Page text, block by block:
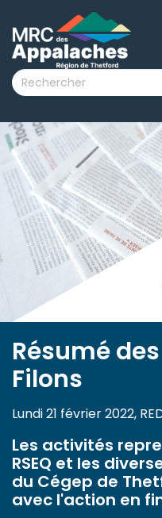
submenu (La MRC )
submenu (Citoyens )
submenu (Visiteurs )
submenu (Nouvelles )
submenu
Résumé
Filons
Lundi 21 février 2022,
Les activités
RSEQ et les
du Cégep de
avec l'action en